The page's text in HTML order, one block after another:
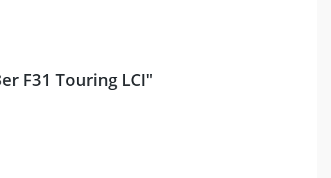
F31 Touring LCI"